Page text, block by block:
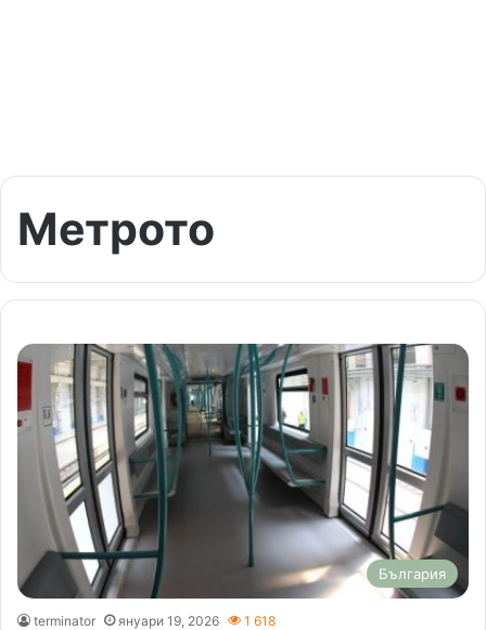
Метрото
България
terminator януари 19, 2026 1 618